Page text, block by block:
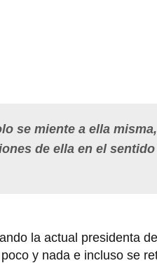
se miente a ella
de ella en el
la actual presidenta
y nada e incluso se